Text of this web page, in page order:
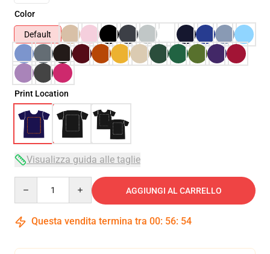
Color
Default
Print Location
Visualizza guida alle taglie
AGGIUNGI AL CARRELLO
Questa vendita termina tra 00: 56: 54